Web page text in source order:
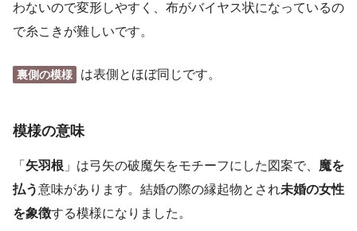
わないので変形しやすく、布がバイヤス状になっているの
で糸こきが難しいです。
裏側の模様 は表側とほぼ同じです。
模様の意味
「 矢羽根 」は弓矢の破魔矢をモチーフにした図案で、 魔を
払う意味があります。結婚の際の縁起物とされ未婚の女性
を象徴する模様になりました。